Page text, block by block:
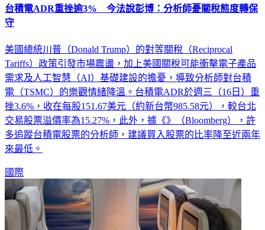
台積電ADR重挫逾3% 今法說彭博：分析師憂關稅態度轉保
守
美國總統川普（Donald Trump）的對等關稅（Reciprocal
Tariffs）政策引發市場震盪，加上美國關稅可能衝擊電子產品
需求及人工智慧（AI）基礎建設的擔憂，導致分析師對台積
電（TSMC）的樂觀情緒降溫。台積電ADR於週三（16日）重
挫3.6%，收在每股151.67美元（約新台幣985.58元），較台北
交易股票溢價率為15.27%，此外，據《》（Bloomberg），許
多追蹤台積電股票的分析師，建議買入股票的比率降至近兩年
來最低。
國際